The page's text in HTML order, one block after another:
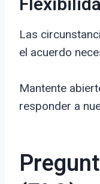
Las
el acuerdo
Mantente
responder a